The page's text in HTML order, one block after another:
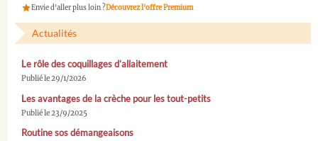
Envie d'aller plus loin ?Découvrez l'offre Premium
Actualités
Le rôle des coquillages d’allaitement
Publié le 29/1/2026
Les avantages de la crèche pour les tout-petits
Publié le 23/9/2025
Routine sos démangeaisons